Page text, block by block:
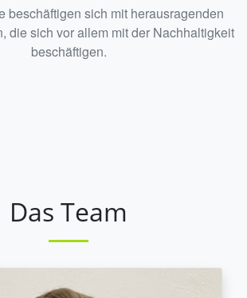
beschäftigen sich mit herausragenden
die sich vor allem mit der Nachhaltigkeit
beschäftigen.
Das Team